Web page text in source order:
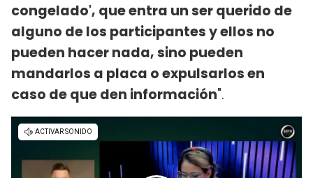
congelado', que entra un ser querido de
alguno de los participantes y ellos no
pueden hacer nada, sino pueden
mandarlos a placa o expulsarlos en
caso de que den información".